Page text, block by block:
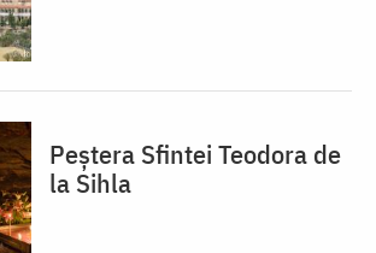
Peștera Sfintei Teodora de
la Sihla